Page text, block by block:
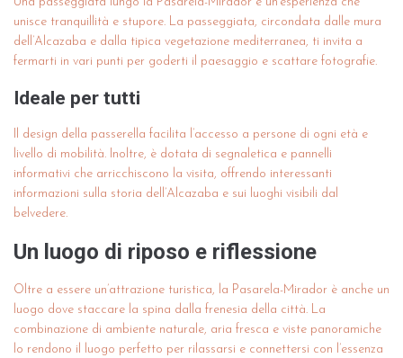
unisce tranquillità e stupore. La passeggiata, circondata dalle mura
dell’Alcazaba e dalla tipica vegetazione mediterranea, ti invita a
fermarti in vari punti per goderti il paesaggio e scattare fotografie.
Ideale per tutti
Il design della passerella facilita l’accesso a persone di ogni età e
livello di mobilità. Inoltre, è dotata di segnaletica e pannelli
informativi che arricchiscono la visita, offrendo interessanti
informazioni sulla storia dell’Alcazaba e sui luoghi visibili dal
belvedere.
Un luogo di riposo e riflessione
Oltre a essere un’attrazione turistica, la Pasarela-Mirador è anche un
luogo dove staccare la spina dalla frenesia della città. La
combinazione di ambiente naturale, aria fresca e viste panoramiche
lo rendono il luogo perfetto per rilassarsi e connettersi con l’essenza